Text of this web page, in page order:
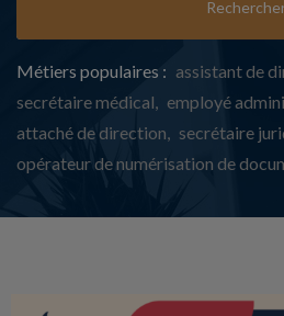
Métiers populaires : assistant de
secrétaire médical
employé
attaché de direction
secrétaire
opérateur de numérisation de